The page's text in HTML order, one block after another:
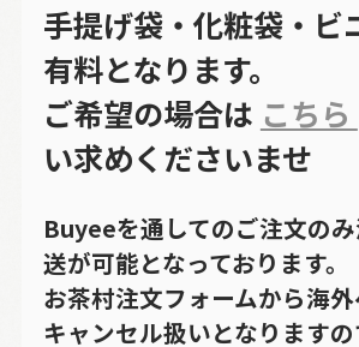
手提げ袋・化粧袋・ビ
有料となります。
ご希望の場合は こちら
い求めくださいませ
Buyeeを通してのご注文の
送が可能となっております。
お茶村注文フォームから海
キャンセル扱いとなりますの